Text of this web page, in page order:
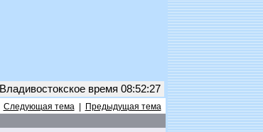
Владивостокское время 08:52:27
Следующая тема|
Предыдущая тема